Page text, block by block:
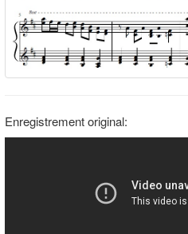
Enregistrement original: